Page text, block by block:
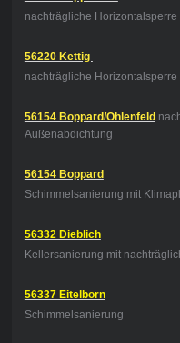
nachträgliche Horizontalsperre
56220 Kettig
nachträgliche Horizontalsperre
56154 Boppard/Ohlenfeld
Außenabdichtung
56154 Boppard
Schimmelsanierung mit
56332 Dieblich
Kellersanierung mit
56337 Eitelborn
Schimmelsanierung